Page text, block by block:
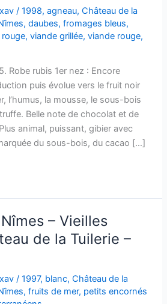
xav/1998,agneau,Château de la
,daubes,fromages bleus,
rouge,viande grillée,viande rouge,
Robe rubis 1er nez : Encore
puis évolue vers le fruit noir
l’humus, la mousse, le sous-bois
Belle note de chocolat et de
animal, puissant, gibier avec
du sous-bois, du cacao […]
– Vieilles
de la Tuilerie –
xav/1997, blanc,Château de la
,fruits de mer, petits encornés